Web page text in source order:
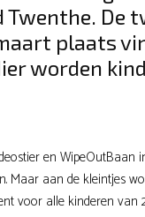
De
plaats
worden
en WipeOutBaan
Maar aan de kleintjes
voor alle kinderen van